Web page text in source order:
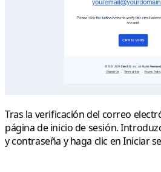
Tras la verificación del correo
página deinicio de sesión.
y contraseña y haga clic enIniciar